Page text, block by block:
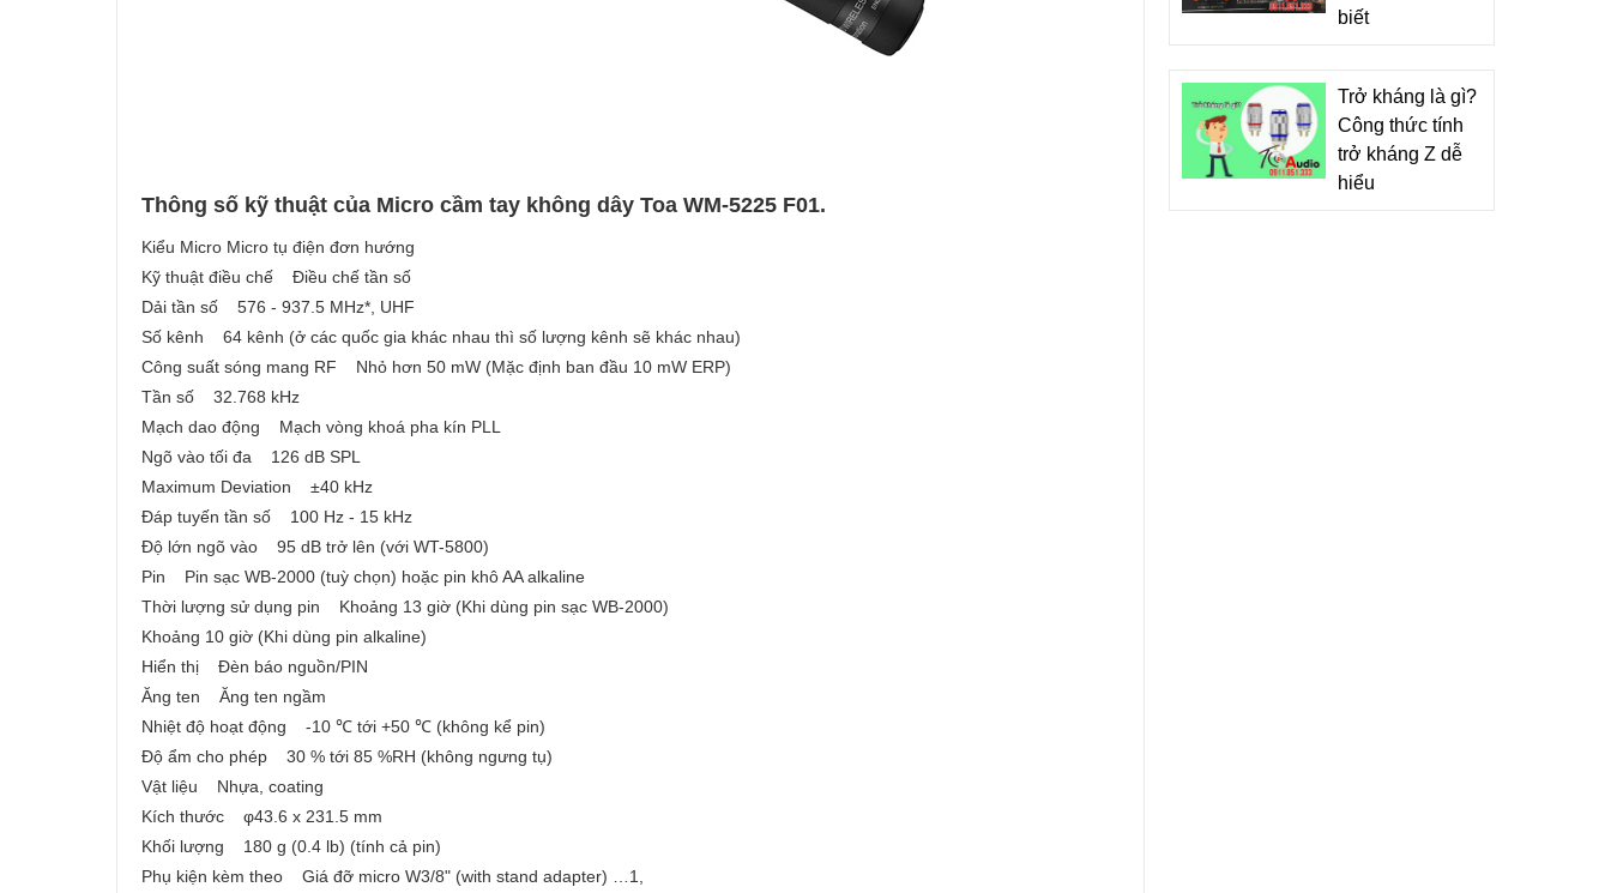
Thông số kỹ thuật của Micro cầm tay không dây Toa WM-5225 F01.
Kiểu Micro Micro tụ điện đơn hướng
Kỹ thuật điều chế Điều chế tần số
Dải tần số 576 - 937.5 MHz*, UHF
Số kênh 64 kênh (ở các quốc gia khác nhau thì số lượng kênh sẽ khác nhau)
Công suất sóng mang RF Nhỏ hơn 50 mW (Mặc định ban đầu 10 mW ERP)
Tần số 32.768 kHz
Mạch dao động Mạch vòng khoá pha kín PLL
Ngõ vào tối đa 126 dB SPL
Maximum Deviation ±40 kHz
Đáp tuyến tần số 100 Hz - 15 kHz
Độ lớn ngõ vào 95 dB trở lên (với WT-5800)
Pin Pin sạc WB-2000 (tuỳ chọn) hoặc pin khô AA alkaline
Thời lượng sử dụng pin Khoảng 13 giờ (Khi dùng pin sạc WB-2000)
Khoảng 10 giờ (Khi dùng pin alkaline)
Hiển thị Đèn báo nguồn/PIN
Ăng ten Ăng ten ngầm
Nhiệt độ hoạt động -10 ℃ tới +50 ℃ (không kể pin)
Độ ẩm cho phép 30 % tới 85 %RH (không ngưng tụ)
Vật liệu Nhựa, coating
Kích thước φ43.6 x 231.5 mm
Khối lượng 180 g (0.4 lb) (tính cả pin)
Phụ kiện kèm theo Giá đỡ micro W3/8" (with stand adapter) …1,
biết
Trở kháng là gì?
Công thức tính
trở kháng Z dễ
hiểu